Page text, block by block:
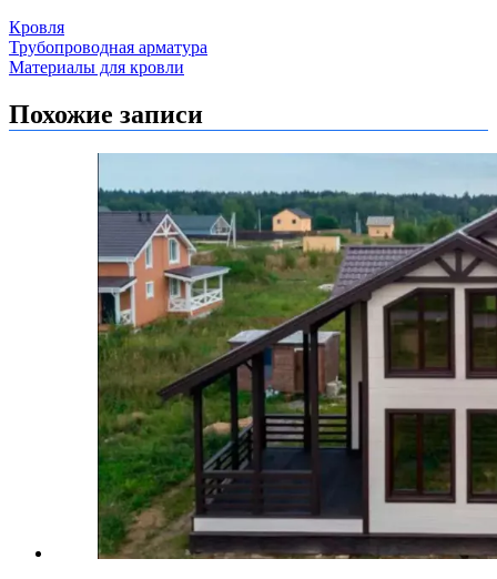
Кровля
Навигация
по
записям
Трубопроводная арматура
Материалы для кровли
Похожие записи